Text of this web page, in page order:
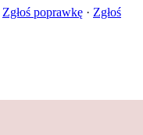
Zgłoś poprawkę · Zgłoś